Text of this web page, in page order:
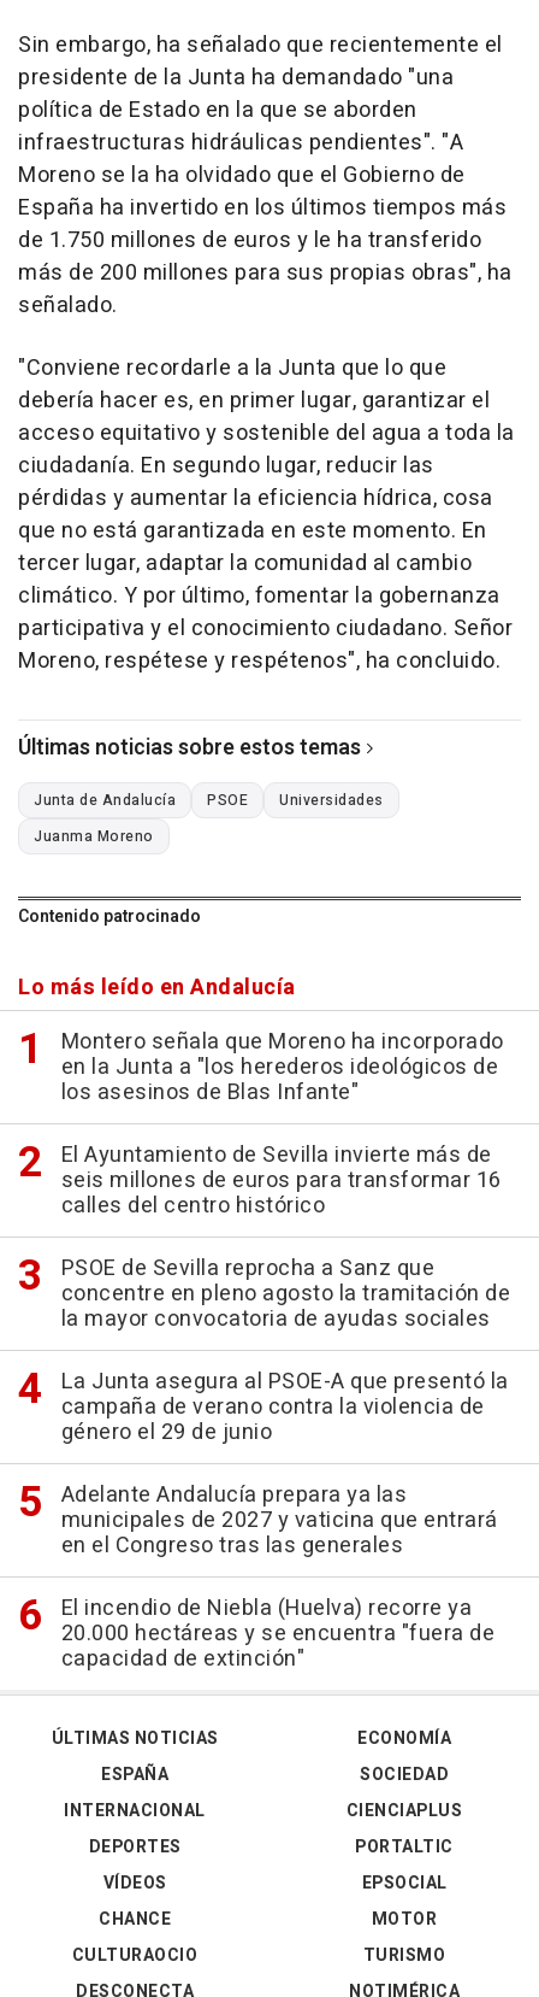
Sin embargo, ha señalado que recientemente el
presidente de la Junta ha demandado "una
política de Estado en la que se aborden
infraestructuras hidráulicas pendientes". "A
Moreno se la ha olvidado que el Gobierno de
España ha invertido en los últimos tiempos más
de 1.750 millones de euros y le ha transferido
más de 200 millones para sus propias obras", ha
señalado.
"Conviene recordarle a la Junta que lo que
debería hacer es, en primer lugar, garantizar el
acceso equitativo y sostenible del agua a toda la
ciudadanía. En segundo lugar, reducir las
pérdidas y aumentar la eficiencia hídrica, cosa
que no está garantizada en este momento. En
tercer lugar, adaptar la comunidad al cambio
climático. Y por último, fomentar la gobernanza
participativa y el conocimiento ciudadano. Señor
Moreno, respétese y respétenos", ha concluido.
Últimas noticias sobre estos temas
Junta de Andalucía PSOE
Universidades
Juanma Moreno
Contenido patrocinado
Lo más leído en Andalucía
Montero señala que Moreno ha incorporado
en la Junta a "los herederos ideológicos de
los asesinos de Blas Infante"
El Ayuntamiento de Sevilla invierte más de
seis millones de euros para transformar 16
calles del centro histórico
PSOE de Sevilla reprocha a Sanz que
concentre en pleno agosto la tramitación de
la mayor convocatoria de ayudas sociales
La Junta asegura al PSOE-A que presentó la
campaña de verano contra la violencia de
género el 29 de junio
Adelante Andalucía prepara ya las
municipales de 2027 y vaticina que entrará
en el Congreso tras las generales
El incendio de Niebla (Huelva) recorre ya
20.000 hectáreas y se encuentra "fuera de
capacidad de extinción"
ÚLTIMAS NOTICIAS
ESPAÑA
INTERNACIONAL
DEPORTES
VÍDEOS
ECONOMÍA
SOCIEDAD
CIENCIAPLUS
PORTALTIC
EPSOCIAL
CHANCE
CULTURAOCIO
DESCONECTA
MOTOR
TURISMO
NOTIMÉRICA